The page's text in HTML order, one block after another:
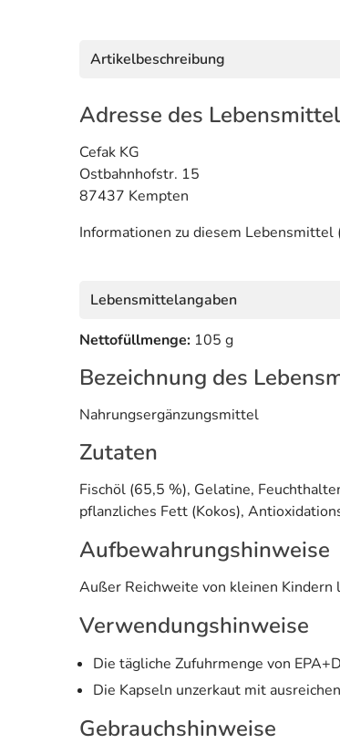
Artikelbeschreibung
Adresse des
Cefak KG
Ostbahnhofstr. 15
87437 Kempten
Informationen zu diesem
Lebensmittelangaben
Nettofüllmenge: 105 g
Bezeichnung des
Nahrungsergänzungsmittel
Zutaten
Fischöl (65,5 %), Gelatine,
pflanzliches Fett (Kokos),
Aufbewahrungshinweise
Außer Reichweite von kleinen Kindern
Verwendungshinweise
Die tägliche Zufuhrmenge von
Die Kapseln unzerkaut mit
Gebrauchshinweise